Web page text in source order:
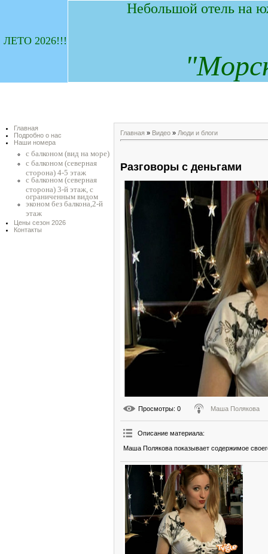
ЛЕТО 2026!!!
Небольшой отель на
"М
Главная
Подробно о нас
Наши номера
с балконом (вид на море)
с балконом (северная
сторона) 4-5 этаж
с балконом (северная
сторона) 3-й этаж, с
ограниченным видом
эконом без балкона,2-й
этаж
Цены сезон 2026
Контакты
Главная » Видео » Люди и блоги
Разговоры с деньгами
Просмотры: 0 Маша Полякова
Описание материала:
Маша Полякова показывает содержимое